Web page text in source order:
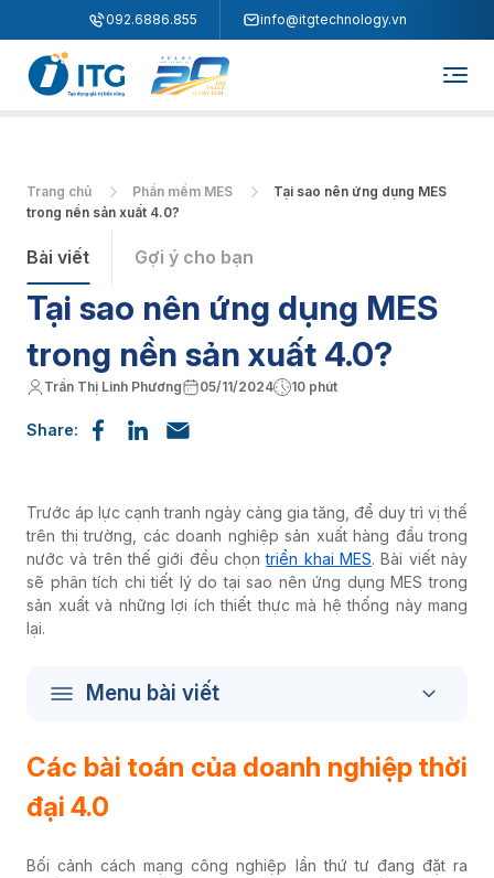
092.6886.855 info@itgtechnology.vn
Trang chủ Phần mềm MES
Tại sao nên ứng dụng MES
trong nền sản xuất 4.0?
Bài viết Gợi ý cho bạn
Tại sao nên ứng dụng MES
trong nền sản xuất 4.0?
Trần Thị Linh Phương 05/11/2024 10 phút
Share:
Trước áp lực cạnh tranh ngày càng gia tăng, để duy trì vị thế
trên thị trường, các doanh nghiệp sản xuất hàng đầu trong
nước và trên thế giới đều chọntriển khai MES.Bài viết này
sẽ phân tích chi tiết lý do tại sao nên ứng dụng MES trong
sản xuất và những lợi ích thiết thực mà hệ thống này mang
lại.
Menu bài viết
Các bài toán của doanh nghiệp thời
đại 4.0
Bối cảnh cách mạng công nghiệp lần thứ tư đang đặt ra